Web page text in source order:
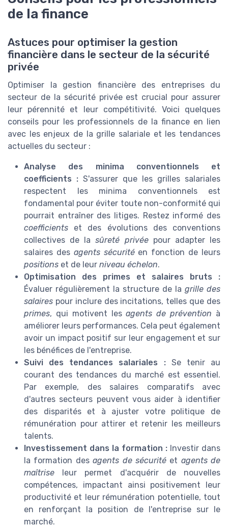
de la finance
Astuces pour optimiser la gestion
financière dans le secteur de la sécurité
privée
Optimiser la gestion financière des entreprises du
secteur de la sécurité privée est crucial pour assurer
leur pérennité et leur compétitivité. Voici quelques
conseils pour les professionnels de la finance en lien
avec les enjeux de la grille salariale et les tendances
actuelles du secteur :
Analyse des minima conventionnels et
coefficients : S'assurer que les grilles salariales
respectent les minima conventionnels est
fondamental pour éviter toute non-conformité qui
pourrait entraîner des litiges. Restez informé des
coefficients et des évolutions des conventions
collectives de lasûreté privéepour adapter les
salaires des agents sécuritéen fonction de leurs
positions et de leur niveau échelon.
Optimisation des primes et salaires bruts :
Évaluer régulièrement la structure de la grille des
salaires pour inclure des incitations, telles que des
primes, qui motivent lesagents de prévention à
améliorer leurs performances. Cela peut également
avoir un impact positif sur leur engagement et sur
les bénéfices de l'entreprise.
Suivi des tendances salariales :Se tenir au
courant des tendances du marché est essentiel.
Par exemple, des salaires comparatifs avec
d'autres secteurs peuvent vous aider à identifier
des disparités et à ajuster votre politique de
rémunération pour attirer et retenir les meilleurs
talents.
Investissement dans la formation : Investir dans
la formation desagents de sécuritéet agents de
maîtrise leur permet d'acquérir de nouvelles
compétences, impactant ainsi positivement leur
productivité et leur rémunération potentielle, tout
en renforçant la position de l'entreprise sur le
marché.